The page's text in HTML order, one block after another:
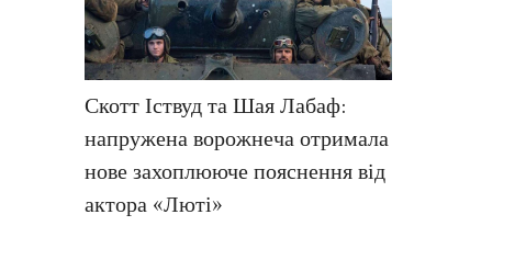
Скотт Іствуд та Шая Лабаф:
напружена ворожнеча отримала
нове захоплююче пояснення від
актора «Люті»